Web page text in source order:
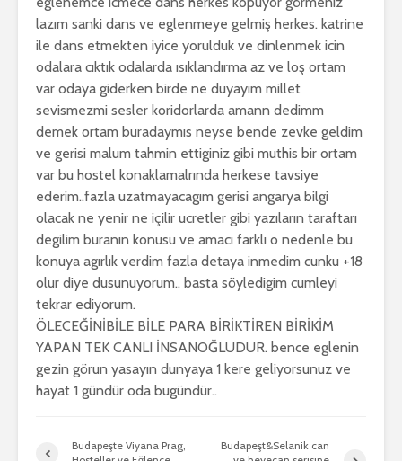
lazım sanki dans ve eglenmeye gelmiş herkes. katrine
ile dans etmekten iyice yorulduk ve dinlenmek icin
odalara cıktık odalarda ısıklandırma az ve loş ortam
var odaya giderken birde ne duyayım millet
sevismezmi sesler koridorlarda amann dedimm
demek ortam buradaymıs neyse bende zevke geldim
ve gerisi malum tahmin ettiginiz gibi muthis bir ortam
var bu hostel konaklamalrında herkese tavsiye
ederim..fazla uzatmayacagım gerisi angarya bilgi
olacak ne yenir ne içilir ucretler gibi yazıların taraftarı
degilim buranın konusu ve amacı farklı o nedenle bu
konuya agırlık verdim fazla detaya inmedim cunku +18
olur diye dusunuyorum.. basta söyledigim cumleyi
tekrar ediyorum.
ÖLECEĞİNİBİLE BİLE PARA BİRİKTİREN BİRİKİM
YAPAN TEK CANLI İNSANOĞLUDUR. bence eglenin
gezin görun yasayın dunyaya 1 kere geliyorsunuz ve
hayat 1 gündür oda bugündür..
Budapeşte Viyana Prag,
Budapeşt&Selanik can